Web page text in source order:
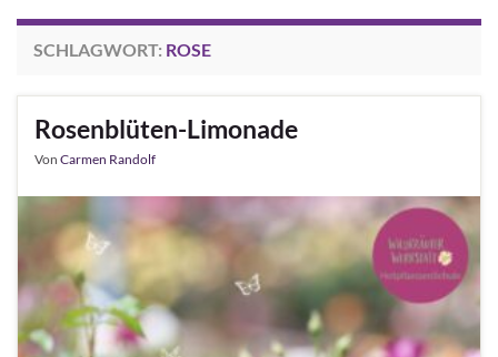
SCHLAGWORT: ROSE
Rosenblüten-Limonade
Von Carmen Randolf